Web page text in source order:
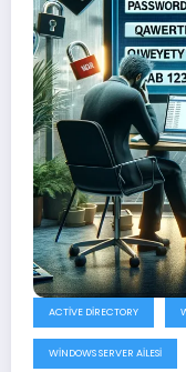
ACTIVE DIRECTORY
WINDOWS SERVER AILESI